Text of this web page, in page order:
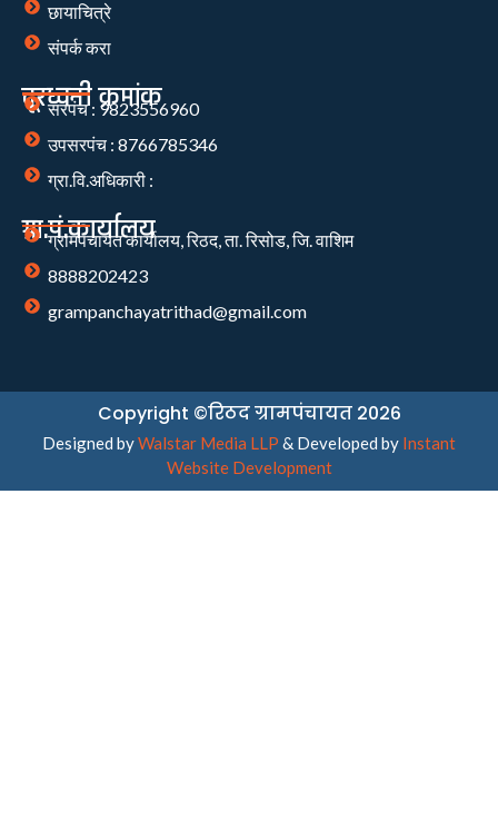
छायाचित्रे
संपर्क करा
दूरध्वनी क्रमांक
सरपंच : 9823556960
उपसरपंच : 8766785346
ग्रा.वि.अधिकारी :
ग्रा.पं.कार्यालय
ग्रामपंचायत कार्यालय, रिठद, ता. रिसोड, जि. वाशिम
8888202423
grampanchayatrithad@gmail.com
Copyright ©रिठद ग्रामपंचायत 2026
Designed byWalstar Media LLP & Developed by Instant
Website Development